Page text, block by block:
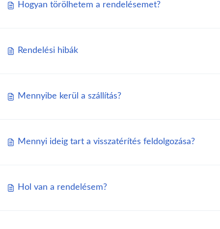
Hogyan törölhetem a rendelésemet?
Rendelési hibák
Mennyibe kerül a szállítás?
Mennyi ideig tart a visszatérítés feldolgozása?
Hol van a rendelésem?